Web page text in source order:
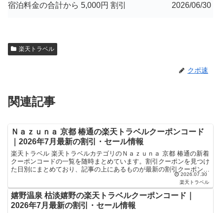
宿泊料金の合計から 5,000円 割引 2026/06/30
楽天トラベル
クポ速
関連記事
Ｎａｚｕｎａ 京都 椿通の楽天トラベルクーポンコード
｜2026年7月最新の割引・セール情報
楽天トラベル 楽天トラベルカテゴリのＮａｚｕｎａ 京都 椿通の新着
クーポンコードの一覧を随時まとめています。割引クーポンを見つけ
た日別にまとめており、記事の上にあるものが最新の割引クーポンに
なります。ホテル・旅館宿泊の予約などで使えるクーポ...
2026.07.30
楽天トラベル
嬉野温泉 枯淡嬉野の楽天トラベルクーポンコード｜
2026年7月最新の割引・セール情報